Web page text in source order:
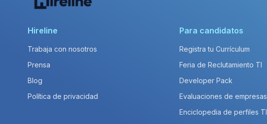
Hireline
Trabaja con nosotros
Prensa
Blog
Política de privacidad
Para candidatos
Registra tu Currículum
Feria de Reclutamiento TI
Developer Pack
Evaluaciones de empresas
Enciclopedia de perfiles TI